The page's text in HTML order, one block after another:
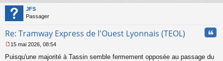
JFS
Passager
Re: Tramway Express de l'Ouest Lyonnais (TEOL)
e
15 mai 2026, 08:54
Puisqu'une majorité à Tassin semble fermement opposée au passage du